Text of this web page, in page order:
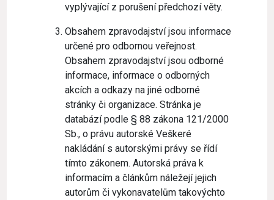
vyplývající z porušení předchozí věty.
Obsahem zpravodajství jsou informace
určené pro odbornou veřejnost.
Obsahem zpravodajství jsou odborné
informace, informace o odborných
akcích a odkazy na jiné odborné
stránky či organizace. Stránka je
databází podle § 88 zákona 121/2000
Sb., o právu autorské Veškeré
nakládání s autorskými právy se řídí
tímto zákonem. Autorská práva k
informacím a článkům náležejí jejich
autorům či vykonavatelům takovýchto